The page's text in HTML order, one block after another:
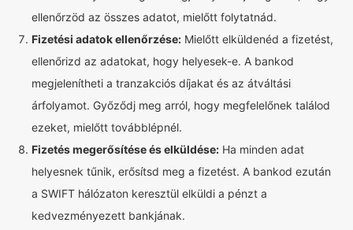
ellenőrzöd az összes adatot, mielőtt folytatnád.
Fizetési adatok ellenőrzése: Mielőtt elküldenéd a fizetést,
ellenőrizd az adatokat, hogy helyesek-e. A bankod
megjelenítheti a tranzakciós díjakat és az átváltási
árfolyamot. Győződj meg arról, hogy megfelelőnek találod
ezeket, mielőtt továbblépnél.
Fizetés megerősítése és elküldése: Ha minden adat
helyesnek tűnik, erősítsd meg a fizetést. A bankod ezután
a SWIFT hálózaton keresztül elküldi a pénzt a
kedvezményezett bankjának.